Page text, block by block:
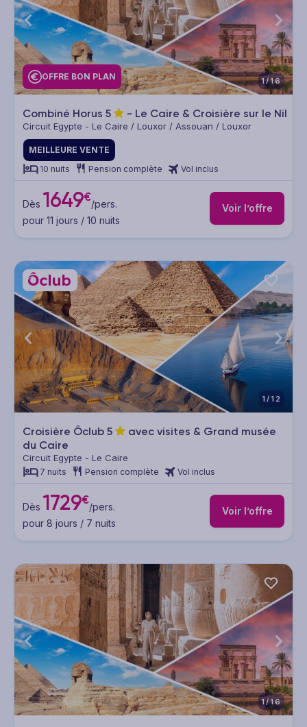
OFFRE BON PLAN 1/16
Combiné Horus 5 - Le Caire & Croisière sur le Nil
Circuit Egypte - Le Caire / Louxor / Assouan / Louxor
MEILLEURE VENTE
10 nuits
Pension complète Vol inclus
Dès 1649€/pers.
pour 11 jours / 10 nuits
Voir l’offre
1/12
Croisière Ôclub 5
avec visites & Grand musée
du Caire
Circuit Egypte - Le Caire
7 nuits Pension complète Vol inclus
Dès 1729€/pers.
pour 8 jours / 7 nuits
Voir l’offre
1/16